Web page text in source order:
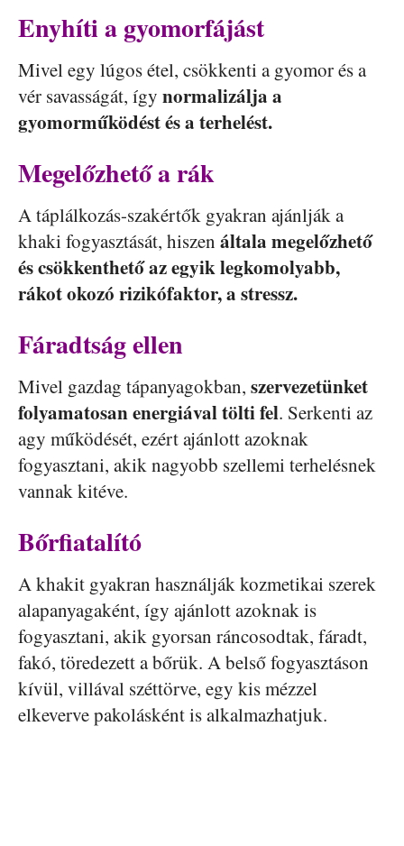
Enyhíti a gyomorfájást
Mivel egy lúgos étel, csökkenti a gyomor és a
vér savasságát, így normalizálja a
gyomorműködést és a terhelést.
Megelőzhető a rák
A táplálkozás-szakértők gyakran ajánlják a
khaki fogyasztását, hiszen általa megelőzhető
és csökkenthető az egyik legkomolyabb,
rákot okozó rizikófaktor, a stressz.
Fáradtság ellen
Mivel gazdag tápanyagokban, szervezetünket
folyamatosan energiával tölti fel. Serkenti az
agy működését, ezért ajánlott azoknak
fogyasztani, akik nagyobb szellemi terhelésnek
vannak kitéve.
Bőrfiatalító
A khakit gyakran használják kozmetikai szerek
alapanyagaként, így ajánlott azoknak is
fogyasztani, akik gyorsan ráncosodtak, fáradt,
fakó, töredezett a bőrük. A belső fogyasztáson
kívül, villával széttörve, egy kis mézzel
elkeverve pakolásként is alkalmazhatjuk.